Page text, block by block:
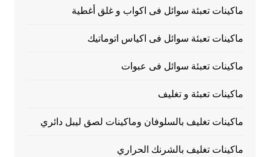
ماكينات تعبئة سوائل فى اكواب و غلق أغطية
ماكينات تعبئة سوائل فى اكياس اتوماتيك
ماكينات تعبئة سوائل فى عبوات
ماكينات تعبئة و تغليف
ماكينات تغليف بالسلوفان وماكينات لصق ليبل دائري
ماكينات تغليف بالشرنك الحراري